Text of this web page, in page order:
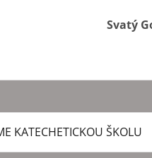
Svatý
KATECHETICKOU ŠKOLU